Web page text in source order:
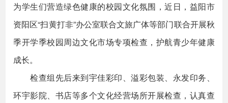
为学生们营造绿色健康的校园文化氛围，近日，益阳市
资阳区“扫黄打非”办公室联合文旅广体等部门联合开展秋
季开学季校园周边文化市场专项检查，护航青少年健康
成长。
检查组先后来到宇佳彩印、溢彩包装、永发印务、
环宇影院、书店等多个文化经营场所开展检查，认真查